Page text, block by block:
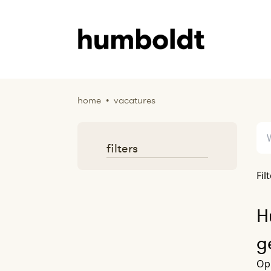
home • vacatures
filters